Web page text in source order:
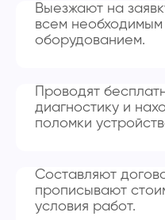
Выезжают на
всем необходимым
оборудованием.
Проводят
диагностику и
поломки
Составляют
прописывают
условия работ.